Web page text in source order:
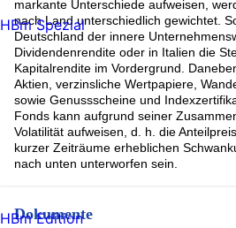
markante Unterschiede aufweisen,
nach Land unterschiedlich gewichtet.
Deutschland der innere
Dividendenrendite oder in Italien die
Kapitalrendite im Vordergrund.
Aktien, verzinsliche Wertpapiere,
sowie Genussscheine und
Fonds kann aufgrund seiner
Volatilität aufweisen, d. h. die
kurzer Zeiträume erheblichen
nach unten unterworfen sein.
Dokumente
HBm Spezial
HBm Edition